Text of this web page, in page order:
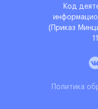
Код
(Приказ
Политика